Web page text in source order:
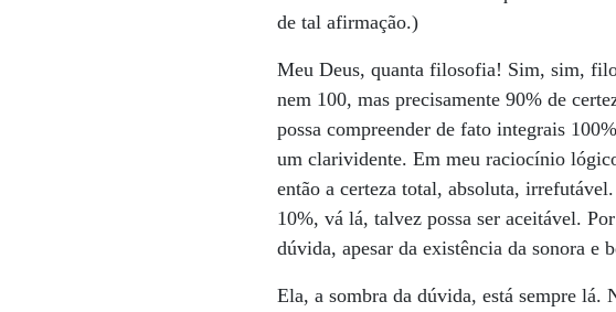
de tal afirmação.)
Meu Deus, quanta filosofia! Sim, sim,
nem 100, mas precisamente 90% de
possa compreender de fato integrais
um clarividente. Em meu raciocínio
então a certeza total, absoluta,
10%, vá lá, talvez possa ser aceitável.
dúvida, apesar da existência da sonora e
Ela, a sombra da dúvida, está sempre lá.